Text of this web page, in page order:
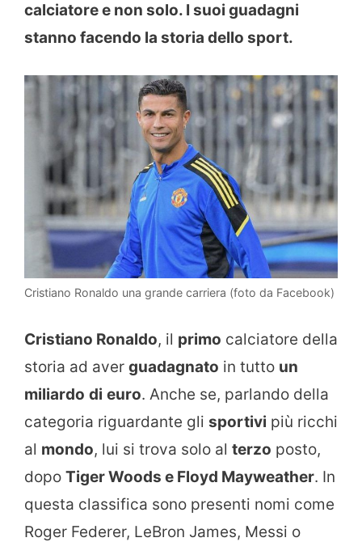
calciatore e non solo. I suoi guadagni
stanno facendo la storia dello sport.
Cristiano Ronaldo una grande carriera (foto da Facebook)
Cristiano Ronaldo, il primo calciatore della
storia ad aver guadagnato in tutto un
miliardo di euro. Anche se, parlando della
categoria riguardante gli sportivi più ricchi
al mondo, lui si trova solo al terzo posto,
dopo Tiger Woods e Floyd Mayweather. In
questa classifica sono presenti nomi come
Roger Federer, LeBron James, Messi o